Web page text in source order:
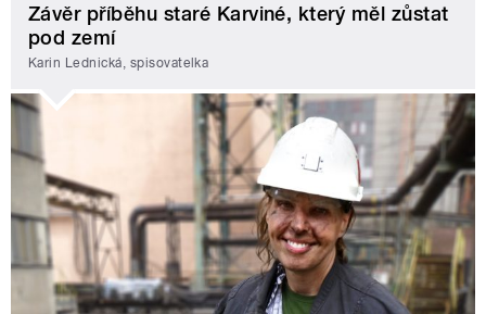
Závěr příběhu staré Karviné, který měl zůstat
pod zemí
Karin Lednická, spisovatelka